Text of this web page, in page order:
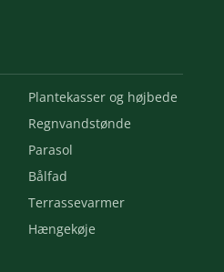
Plantekasser og højbede
Regnvandstønde
Parasol
Bålfad
Terrassevarmer
Hængekøje